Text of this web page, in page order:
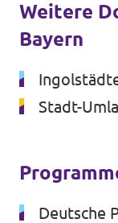
Unsere
Mache bei
Weitere
Bayern
Stadt-
Deutsche